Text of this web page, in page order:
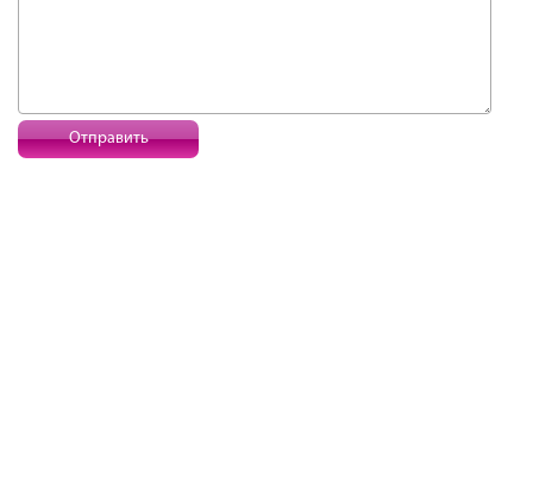
Отправить